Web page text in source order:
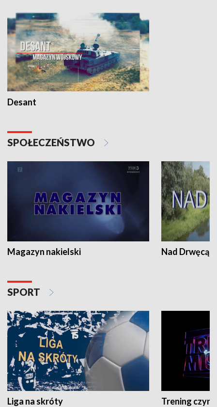
Desant
SPOŁECZEŃSTWO
Magazyn nakielski Nad Drwęcą
SPORT
Liga na skróty Trening czyni